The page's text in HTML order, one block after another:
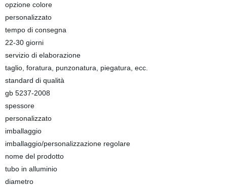
opzione colore
personalizzato
tempo di consegna
22-30 giorni
servizio di elaborazione
taglio, foratura, punzonatura, piegatura, ecc.
standard di qualità
gb 5237-2008
spessore
personalizzato
imballaggio
imballaggio/personalizzazione regolare
nome del prodotto
tubo in alluminio
diametro